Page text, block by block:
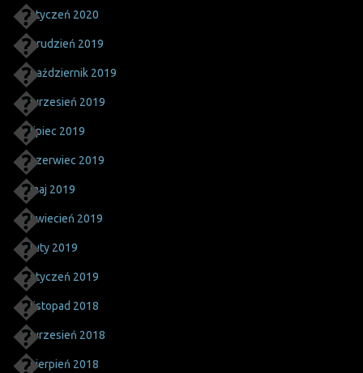
styczeń 2020
grudzień 2019
październik 2019
wrzesień 2019
lipiec 2019
czerwiec 2019
maj 2019
kwiecień 2019
luty 2019
styczeń 2019
listopad 2018
wrzesień 2018
sierpień 2018